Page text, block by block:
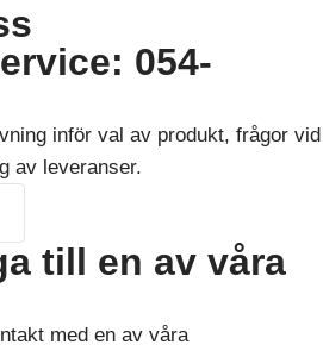
054-
inför val av produkt, frågor vid
av leveranser.
till en av våra
med en av våra